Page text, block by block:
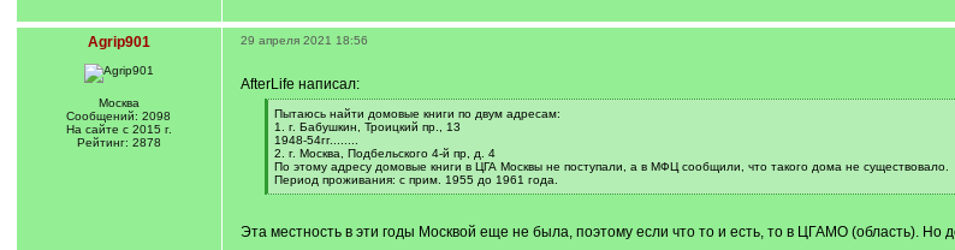
Agrip901
Москва
Сообщений: 2098
На сайте с 2015 г.
Рейтинг: 2878
29 апреля 2021 18:56
AfterLife написал:
[
q
]
Пытаюсь найти домовые книги по двум адресам:
1. г. Бабушкин, Троицкий пр., 13
1948-54гг........
2. г. Москва, Подбельского 4-й пр, д. 4
По этому адресу домовые книги в ЦГА Москвы не поступали, а в МФЦ сообщили, что такого дома не существовало.
Период проживания: с прим. 1955 до 1961 года.
[
]
Эта местность в эти годы Москвой еще не была, поэтому если что то и есть, то в ЦГАМО (область). Но